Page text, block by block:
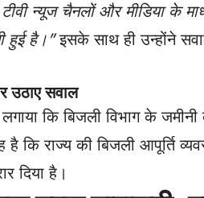
न्यूज चैनलों और मीडिया के
हुई है।”इसके साथ ही उन्होंने
सवाल
कि बिजली विभाग के
कि राज्य की बिजली आपूर्ति
दिया है।